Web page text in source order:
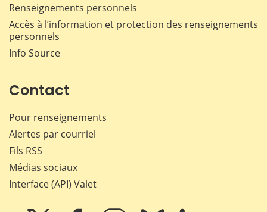
Renseignements personnels
Accès à l’information et protection des renseignements
personnels
Info Source
Contact
Pour renseignements
Alertes par courriel
Fils RSS
Médias sociaux
Interface (API) Valet